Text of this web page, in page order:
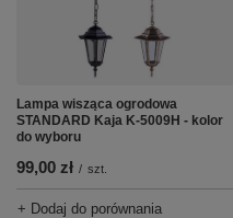
Lampa wisząca ogrodowa
STANDARD Kaja K-5009H - kolor
do wyboru
99,00 zł / szt.
+ Dodaj do porównania